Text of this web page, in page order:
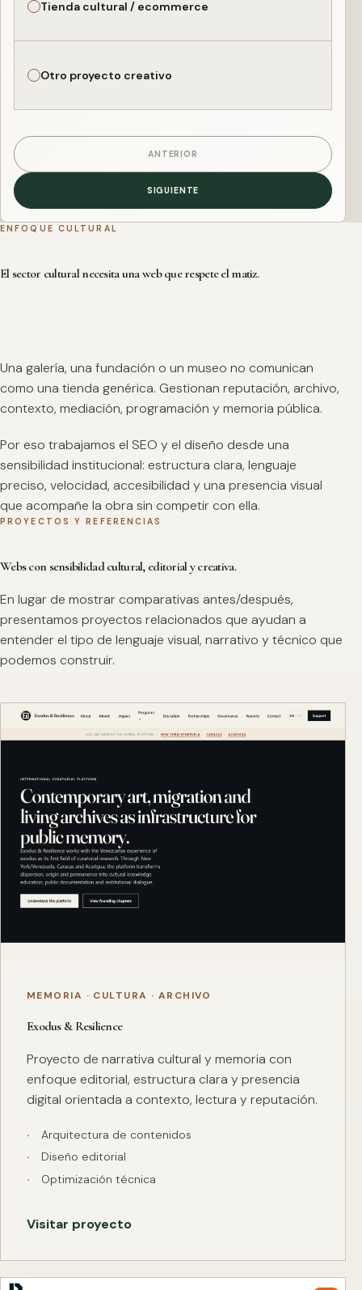
Tienda cultural / ecommerce
Otro proyecto creativo
ANTERIOR
SIGUIENTE
ENFOQUE CULTURAL
El sector cultural necesita una web que respete el matiz.
Una galería, una fundación o un museo no comunican
como una tienda genérica. Gestionan reputación, archivo,
contexto, mediación, programación y memoria pública.
Por eso trabajamos el SEO y el diseño desde una
sensibilidad institucional: estructura clara, lenguaje
preciso, velocidad, accesibilidad y una presencia visual
que acompañe la obra sin competir con ella.
PROYECTOS Y REFERENCIAS
Webs con sensibilidad cultural, editorial y creativa.
En lugar de mostrar comparativas antes/después,
presentamos proyectos relacionados que ayudan a
entender el tipo de lenguaje visual, narrativo y técnico que
podemos construir.
MEMORIA · CULTURA · ARCHIVO
Exodus & Resilience
Proyecto de narrativa cultural y memoria con
enfoque editorial, estructura clara y presencia
digital orientada a contexto, lectura y reputación.
Arquitectura de contenidos
Diseño editorial
Optimización técnica
Visitar proyecto